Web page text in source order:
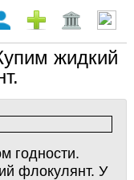
жидкий
годности.
флокулянт. У